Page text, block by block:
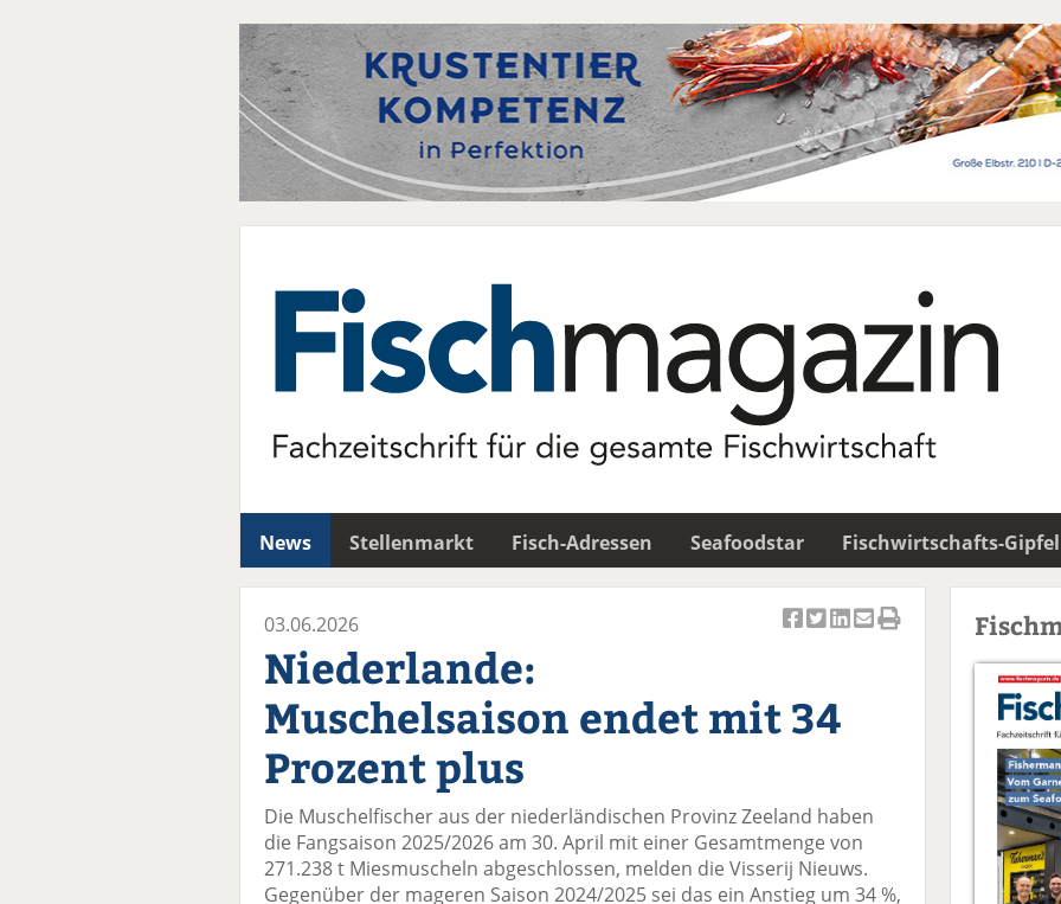
News Stellenmarkt Fisch-Adressen Seafoodstar Fischwirtschafts-Gipfel
el
ac
e
b
k
el
tt
er
n
k
el
Li
n
k
e
m
ai
l
03.06.2026
Niederlande:
Muschelsaison endet mit 34
Prozent plus
Die Muschelfischer aus der niederländischen Provinz Zeeland haben
die Fangsaison 2025/2026 am 30. April mit einer Gesamtmenge von
271.238 t Miesmuscheln abgeschlossen, melden die Visserij Nieuws.
Gegenüber der mageren Saison 2024/2025 sei das ein Anstieg um 34 %,